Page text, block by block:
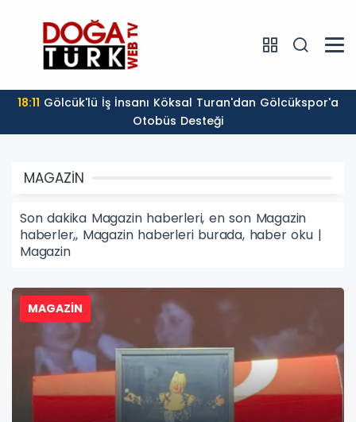
14:52 GÖLCÜKSPOR FİNAL İÇİN SAHAYA ÇIKIYOR
MAGAZİN
Son dakika Magazin haberleri, en son Magazin
haberler,, Magazin haberleri burada, haber oku |
Magazin
MAGAZİN